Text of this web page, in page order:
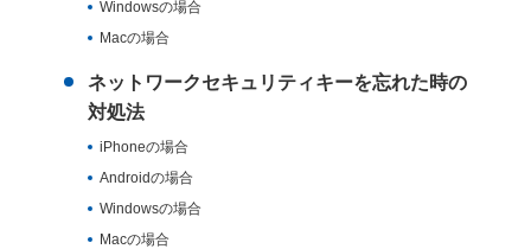
Windowsの場合
Macの場合
ネットワークセキュリティキーを忘れた時の
対処法
iPhoneの場合
Androidの場合
Windowsの場合
Macの場合